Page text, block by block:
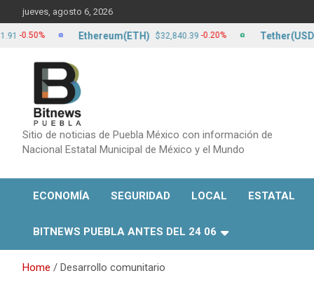
to
content
jueves, agosto 6, 2026
Sitio de noticias de Puebla México con información de
Nacional Estatal Municipal de México y el Mundo
ECONOMÍA SEGURIDAD LOCAL ESTATAL
BITNEWS PUEBLA ANTES DEL 24 06
Home Desarrollo comunitario
Ethereum(ETH) $32,840.39 -0.20% Tether(USDT)